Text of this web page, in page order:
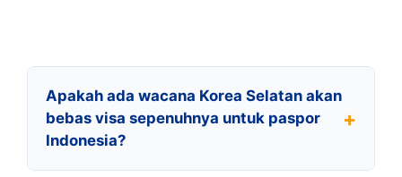
Apakah ada wacana Korea Selatan akan
bebas visa sepenuhnya untuk paspor
Indonesia?